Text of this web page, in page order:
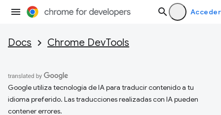
Acceder
Docs Chrome DevTools
Google utiliza tecnología de IA para traducir contenido a tu
idioma preferido. Las traducciones realizadas con IA pueden
contener errores.